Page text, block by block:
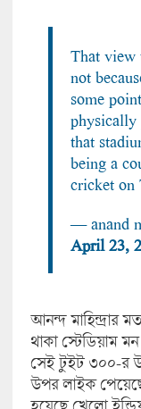
That view
not
some
physically
that
being a
cricket on
— anand
April 23,
আনন্দ মাহিন্দ্রার
থাকা স্টেডিয়াম
সেই টুইট ৩০০-র
উপর লাইক পেয়েছে
হয়েছে খেলো